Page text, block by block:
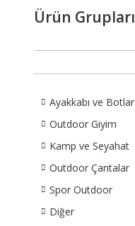
Ürün Grupları
Ayakkabı ve Botlar
Outdoor Giyim
Kamp ve Seyahat
Outdoor Çantalar
Spor Outdoor
Diğer